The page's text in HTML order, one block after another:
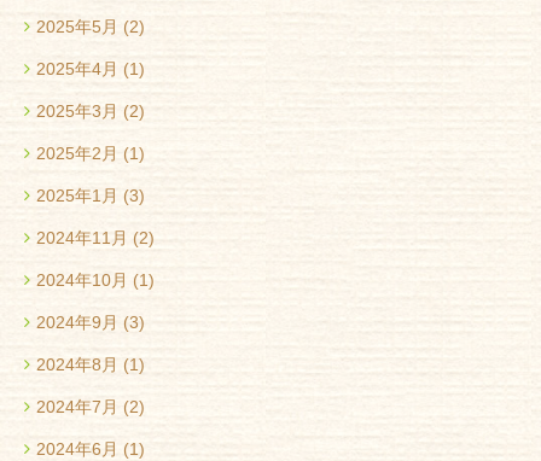
2025年5月 (2)
2025年4月 (1)
2025年3月 (2)
2025年2月 (1)
2025年1月 (3)
2024年11月 (2)
2024年10月 (1)
2024年9月 (3)
2024年8月 (1)
2024年7月 (2)
2024年6月 (1)